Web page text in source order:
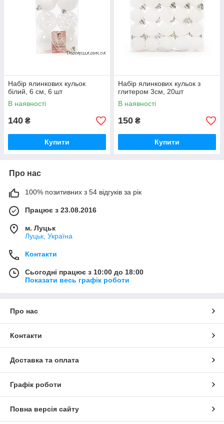
Набір ялинкових кульок
білий, 6 см, 6 шт
В наявності
140 ₴
Купити
Набір ялинкових кульок з
глитером 3см, 20шт
В наявності
150 ₴
Купити
Про нас
100% позитивних з 54 відгуків за рік
Працює з 23.08.2016
м. Луцьк
Луцьк, Україна
Контакти
Сьогодні працює з 10:00 до 18:00
Показати весь графік роботи
Про нас
Контакти
Доставка та оплата
Графік роботи
Повна версія сайту